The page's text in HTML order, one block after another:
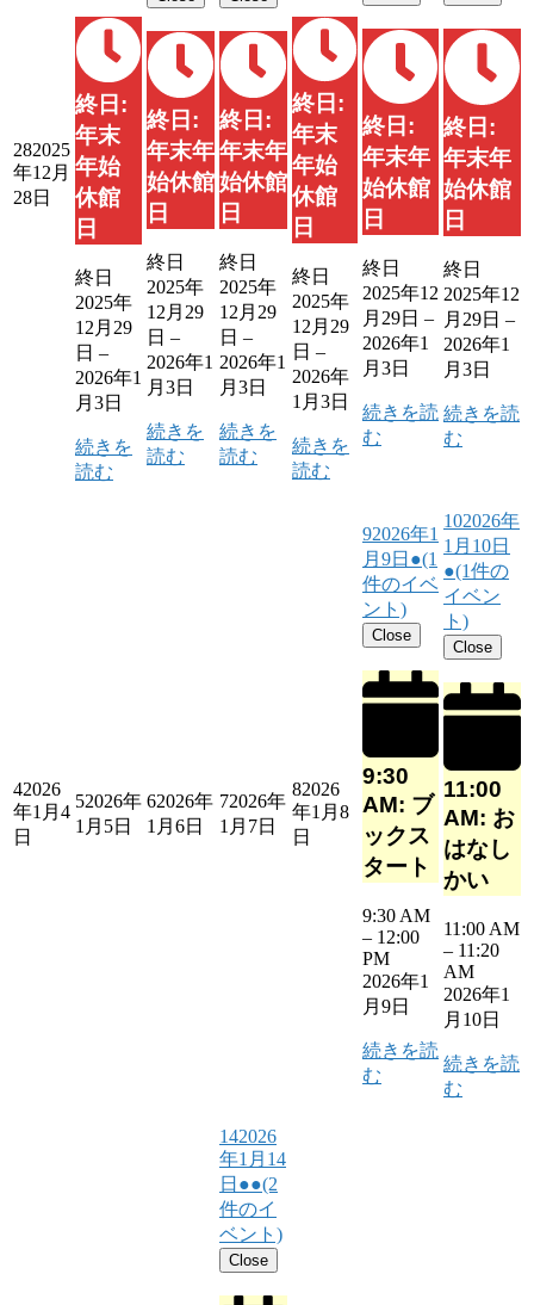
282025
年12月
28日
終日:
年末
年始
休館
日
終日
2025年
12月29
日 –
2026年1
月3日
続きを
読む
終日:
年末年
始休館
日
終日
2025年
12月29
日 –
2026年1
月3日
続きを
読む
終日:
年末年
始休館
日
終日
2025年
12月29
日 –
2026年1
月3日
続きを
読む
終日:
年末
年始
休館
日
終日
2025年
12月29
日 –
2026年
1月3日
続きを
読む
終日:
年末年
始休館
日
終日
2025年12
月29日 –
2026年1
月3日
続きを読
む
終日:
年末年
始休館
日
終日
2025年12
月29日 –
2026年1
月3日
続きを読
む
42026
年1月4
日
52026年
1月5日
62026年
1月6日
72026年
1月7日
82026
年1月8
日
92026年1
月9日 ●(1
件のイベ
ント)
Close
9:30
AM: ブ
ックス
タート
9:30 AM
– 12:00
PM
2026年1
月9日
続きを読
む
102026年
1月10日
●(1件の
イベン
ト)
Close
11:00
AM: お
はなし
かい
11:00 AM
– 11:20
AM
2026年1
月10日
続きを読
む
142026
年1月14
日 ●●(2
件のイ
ベント)
Close